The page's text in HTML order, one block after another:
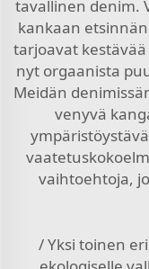
tavallinen denim.
kankaan
tarjoavat
nyt orgaanista
Meidän
venyvä
vaihtoehtoja,
/ Yksi toinen